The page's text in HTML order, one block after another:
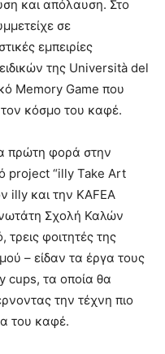
και απόλαυση. Στο
σε
εμπειρίες
της Università del
Memory Game που
τον κόσμο του καφέ.
πρώτη φορά στην
project “illy Take Art
illy και την KAFEA
Σχολή Καλών
φοιτητές της
– είδαν τα έργα τους
cups, τα οποία θα
την τέχνη πιο
του καφέ.